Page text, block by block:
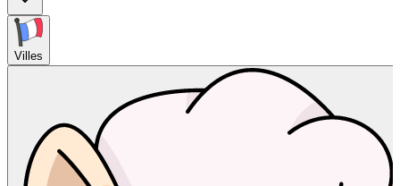
Villes